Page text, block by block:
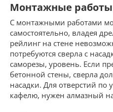
Монтажные работы
С монтажными работами
самостоятельно, владея
рейлинг на стене
потребуются сверла с
саморезы, уровень. Если
бетонной стены, сверла
насадки. Для отверстий по
кафелю, нужен алмазный